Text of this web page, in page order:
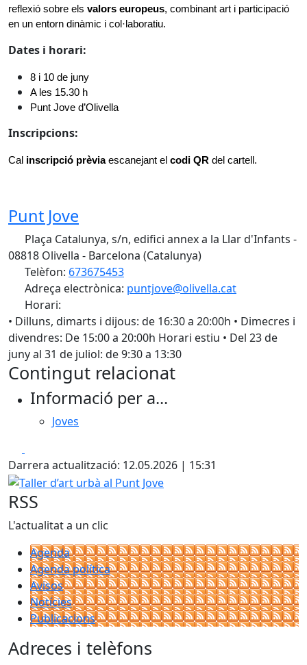
reflexió sobre els valors europeus, combinant art i participació
en un entorn dinàmic i col·laboratiu.
Dates i horari:
8 i 10 de juny
A les 15.30 h
Punt Jove d’Olivella
Inscripcions:
Cal inscripció prèvia escanejant el codi QR del cartell.
Punt Jove
Plaça Catalunya, s/n, edifici annex a la Llar d'Infants -
08818 Olivella - Barcelona (Catalunya)
Telèfon: 673675453
Adreça electrònica: puntjove@olivella.cat
Horari:
• Dilluns, dimarts i dijous: de 16:30 a 20:00h • Dimecres i
divendres: De 15:00 a 20:00h Horari estiu • Del 23 de
juny al 31 de juliol: de 9:30 a 13:30
Contingut relacionat
Informació per a...
Joves
Darrera actualització: 12.05.2026 | 15:31
Taller d’art urbà al Punt Jove
RSS
L'actualitat a un clic
Agenda
Agenda política
Avisos
Notícies
Publicacions
Adreces i telèfons